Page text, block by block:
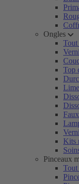
Ongles
Top
Kits
Pinceaux